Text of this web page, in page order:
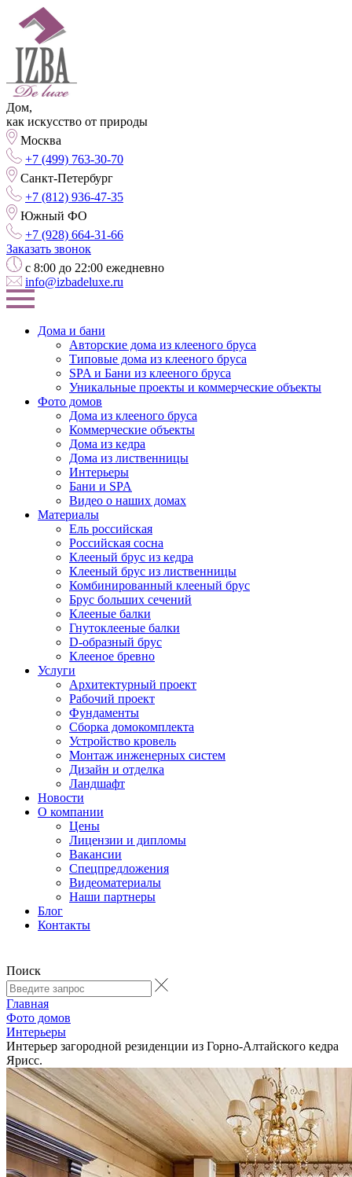
Дом,
как искусство от природы
Москва
+7 (499) 763-30-70
Санкт-Петербург
+7 (812) 936-47-35
Южный ФО
+7 (928) 664-31-66
Заказать звонок
с 8:00 до 22:00 ежедневно
info@izbadeluxe.ru
Дома и бани
Авторские дома из клееного бруса
Типовые дома из клееного бруса
SPA и Бани из клееного бруса
Уникальные проекты и коммерческие объекты
Фото домов
Дома из клееного бруса
Коммерческие объекты
Дома из кедра
Дома из лиственницы
Интерьеры
Бани и SPA
Видео о наших домах
Материалы
Ель российская
Российская сосна
Клееный брус из кедра
Клееный брус из лиственницы
Комбинированный клееный брус
Брус больших сечений
Клееные балки
Гнутоклееные балки
D-образный брус
Клееное бревно
Услуги
Архитектурный проект
Рабочий проект
Фундаменты
Сборка домокомплекта
Устройство кровель
Монтаж инженерных систем
Дизайн и отделка
Ландшафт
Новости
О компании
Цены
Лицензии и дипломы
Вакансии
Cпецпредложения
Видеоматериалы
Наши партнеры
Блог
Контакты
Поиск
Главная
Фото домов
Интерьеры
Интерьер загородной резиденции из Горно-Алтайского кедра
Ярисс.